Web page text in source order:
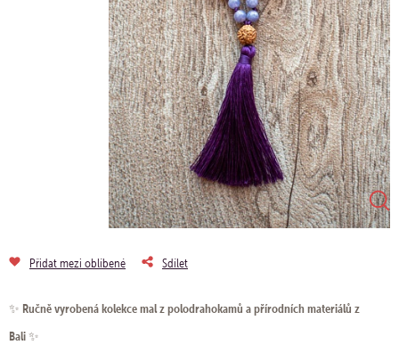
Přidat mezi oblíbené Sdílet
✨ Ručně vyrobená kolekce mal z polodrahokamů a přírodních materiálů z
Bali✨